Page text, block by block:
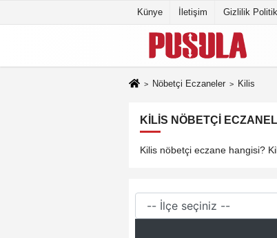
Künye İletişim Gizlilik
Nöbetçi Eczaneler Kilis
KILIS NÖBETÇI
Kilis nöbetçi eczane hangisi?